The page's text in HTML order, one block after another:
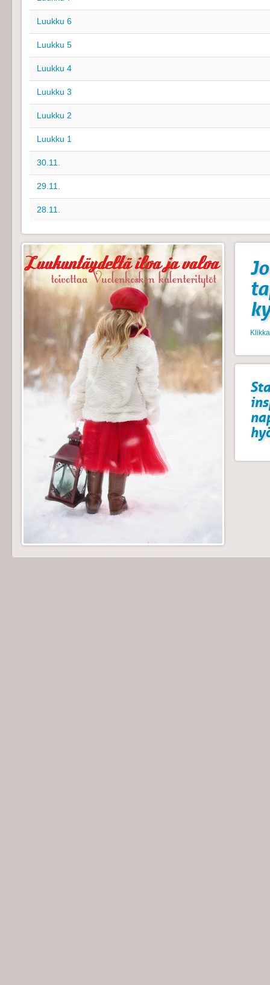
Luukku 6
Luukku 5
Luukku 4
Luukku 3
Luukku 2
Luukku 1
30.11.
29.11.
28.11.